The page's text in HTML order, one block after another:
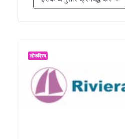
लोकप्रिय